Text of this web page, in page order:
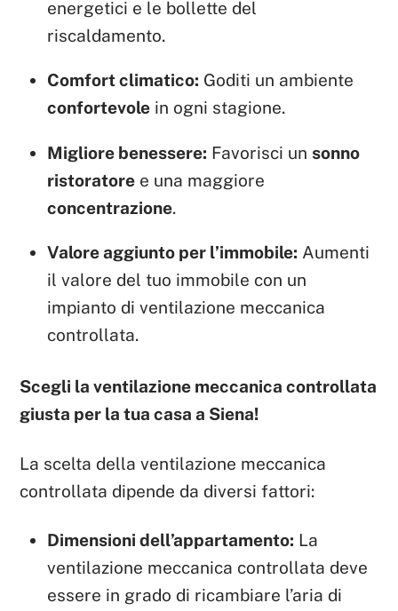
energetici e le bollette del
riscaldamento.
Comfort climatico: Goditi un ambiente
confortevole in ogni stagione.
Migliore benessere: Favorisci un sonno
ristoratore e una maggiore
concentrazione.
Valore aggiunto per l’immobile: Aumenti
il valore del tuo immobile con un
impianto di ventilazione meccanica
controllata.
Scegli la ventilazione meccanica controllata
giusta per la tua casa a Siena!
La scelta della ventilazione meccanica
controllata dipende da diversi fattori:
Dimensioni dell’appartamento: La
ventilazione meccanica controllata deve
essere in grado di ricambiare l’aria di